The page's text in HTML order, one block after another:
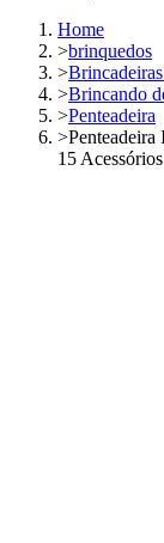
Home
>brinquedos
>
>Brincando
>Penteadeira
>
15